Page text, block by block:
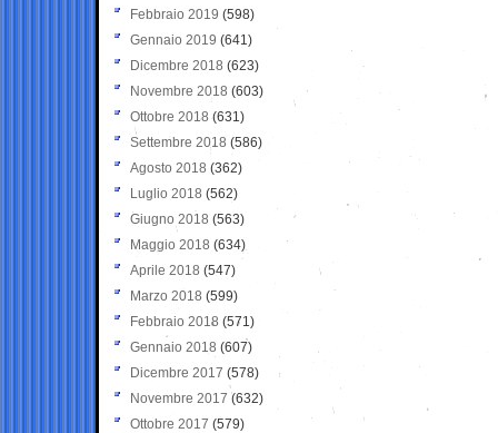
Febbraio 2019 (598)
Gennaio 2019 (641)
Dicembre 2018 (623)
Novembre 2018 (603)
Ottobre 2018 (631)
Settembre 2018 (586)
Agosto 2018 (362)
Luglio 2018 (562)
Giugno 2018 (563)
Maggio 2018 (634)
Aprile 2018 (547)
Marzo 2018 (599)
Febbraio 2018 (571)
Gennaio 2018 (607)
Dicembre 2017 (578)
Novembre 2017 (632)
Ottobre 2017 (579)